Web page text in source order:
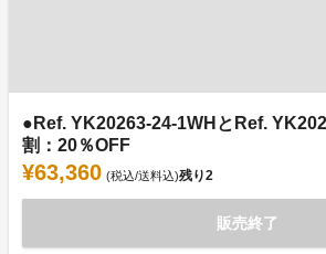
●Ref. YK20263-24-1WHとRef.
割：20％OFF
¥63,360 (税込/送料込)残り2
販売終了